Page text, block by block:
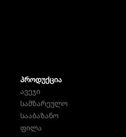
ᲞᲠᲝᲓᲣᲥᲪᲘᲐ
ავეჯი
სამზარეულო
სააბაზანო
ფილა